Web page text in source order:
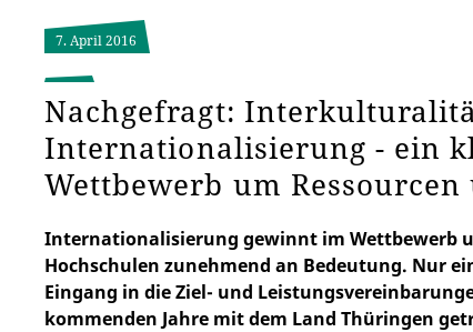
7. April 2016
Nachgefragt:
Internationalisierung - ein
Wettbewerb um Ressourcen
Internationalisierung gewinnt im Wettbewerb
Hochschulen zunehmend an Bedeutung. Nur
Eingang in die Ziel- und
kommenden Jahre mit dem Land Thüringen